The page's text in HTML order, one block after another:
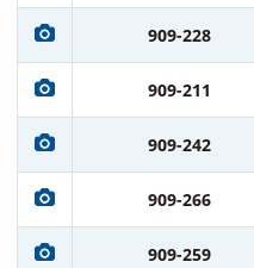
909-228
909-211
909-242
909-266
909-259